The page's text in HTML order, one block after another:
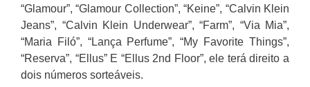
“Glamour”, “Glamour Collection”, “Keine”, “Calvin Klein
Jeans”, “Calvin Klein Underwear”, “Farm”, “Via Mia”,
“Maria Filó”, “Lança Perfume”, “My Favorite Things”,
“Reserva”, “Ellus” E “Ellus 2nd Floor”, ele terá direito a
dois números sorteáveis.